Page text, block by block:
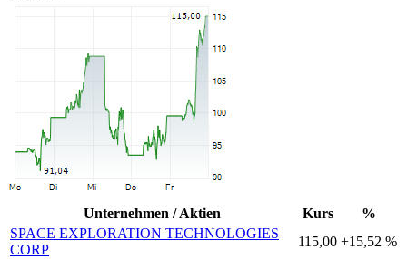
Unternehmen / Aktien Kurs
%
SPACE EXPLORATION TECHNOLOGIES
CORP
115,00 +15,52 %